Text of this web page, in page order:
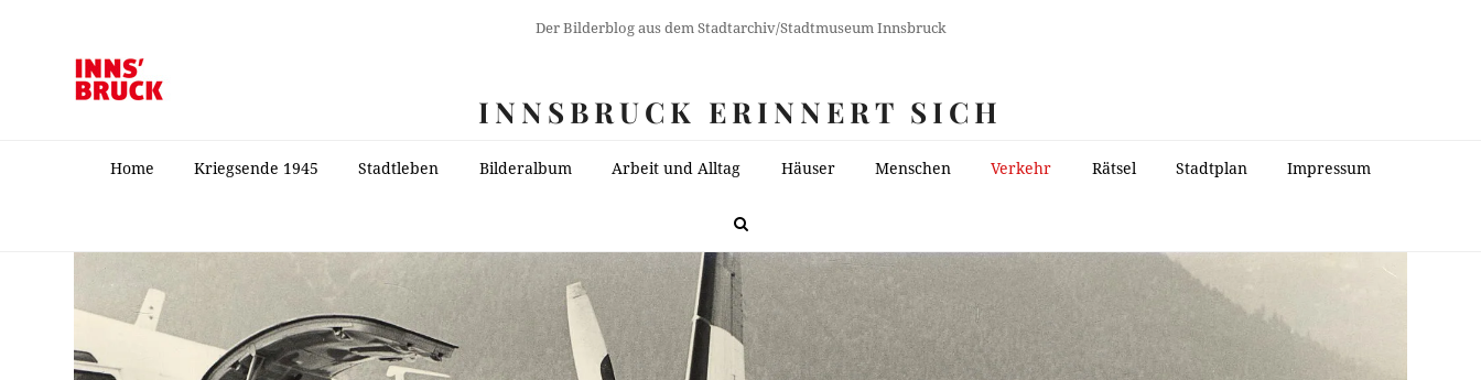
Der Bilderblog aus dem Stadtarchiv/Stadtmuseum Innsbruck
INNSBRUCK ERINNERT SICH
Home Kriegsende 1945 Stadtleben Bilderalbum Arbeit und Alltag Häuser Menschen Verkehr Rätsel Stadtplan Impressum